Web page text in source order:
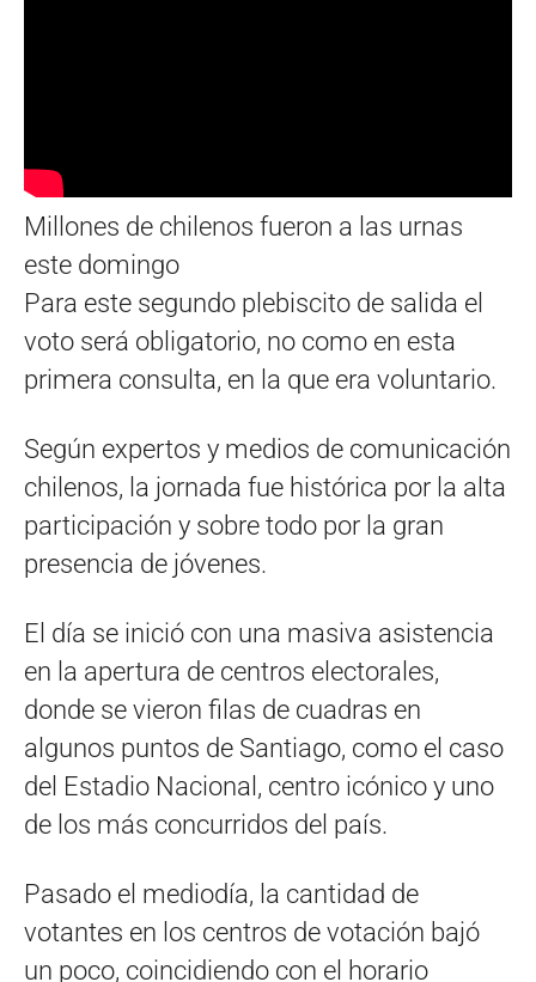
Millones de chilenos fueron a las urnas
este domingo
Para este segundo plebiscito de salida el
voto será obligatorio, no como en esta
primera consulta, en la que era voluntario.
Según expertos y medios de comunicación
chilenos, la jornada fue histórica por la alta
participación y sobre todo por la gran
presencia de jóvenes.
El día se inició con una masiva asistencia
en la apertura de centros electorales,
donde se vieron filas de cuadras en
algunos puntos de Santiago, como el caso
del Estadio Nacional, centro icónico y uno
de los más concurridos del país.
Pasado el mediodía, la cantidad de
votantes en los centros de votación bajó
un poco, coincidiendo con el horario